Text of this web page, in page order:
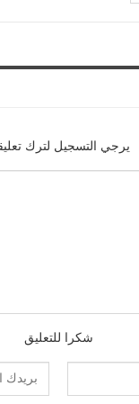
يرجي التسجيل لترك
شكرا للتعليق